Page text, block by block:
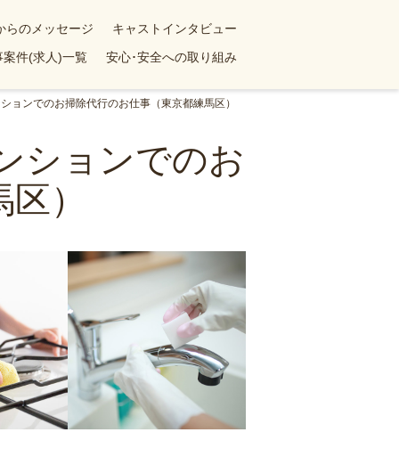
らのメッセージ
キャストインタビュー
案件(求人)一覧 安心･安全への取り組み
ョンでのお掃除代行のお仕事（東京都練馬区）
ションでのお
）